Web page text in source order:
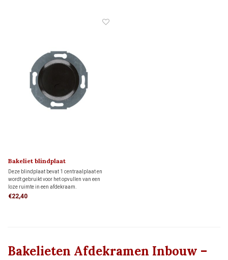
Bakeliet blindplaat
(klikbevestiging) 1930
Deze blindplaat bevat 1 centraalplaat en
wordt gebruikt voor het opvullen van een
loze ruimte in een afdekraam.
€22,40
Bakelieten Afdekramen Inbouw –